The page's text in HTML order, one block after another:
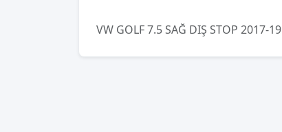
VW GOLF 7.5 SAĞ DIŞ STOP 2017-19